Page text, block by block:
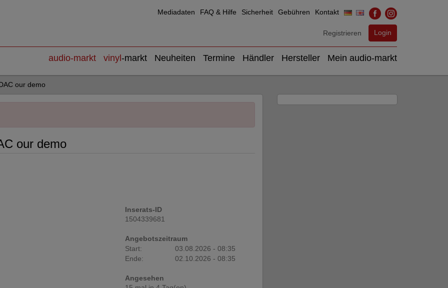
Mediadaten FAQ & Hilfe Sicherheit Gebühren Kontakt
Registrieren Login
audio-markt vinyl -markt Neuheiten Termine Händler Hersteller Mein audio-markt
our demo
our demo
Inserats-ID
1504339681
Angebotszeitraum
Start:
03.08.2026 - 08:35
Ende:
02.10.2026 - 08:35
Angesehen